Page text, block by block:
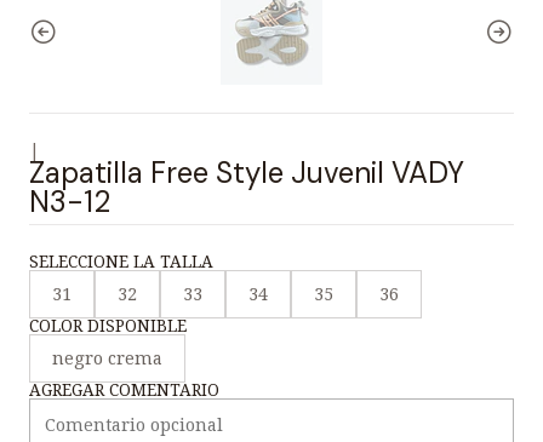
Zapatilla Free Style Juvenil VADY
N3-12
SELECCIONE LA TALLA
31
32 33 34 35
36
COLOR DISPONIBLE
negro crema
AGREGAR COMENTARIO